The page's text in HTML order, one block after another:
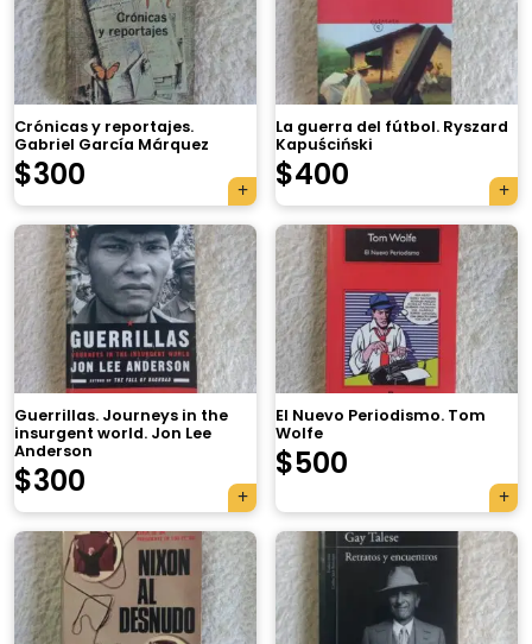
Crónicas y reportajes.
Gabriel García Márquez
$300
La guerra del fútbol. Ryszard
Kapuściński
$400
Guerrillas. Journeys in the
insurgent world. Jon Lee
Anderson
$300
El Nuevo Periodismo. Tom
Wolfe
$500